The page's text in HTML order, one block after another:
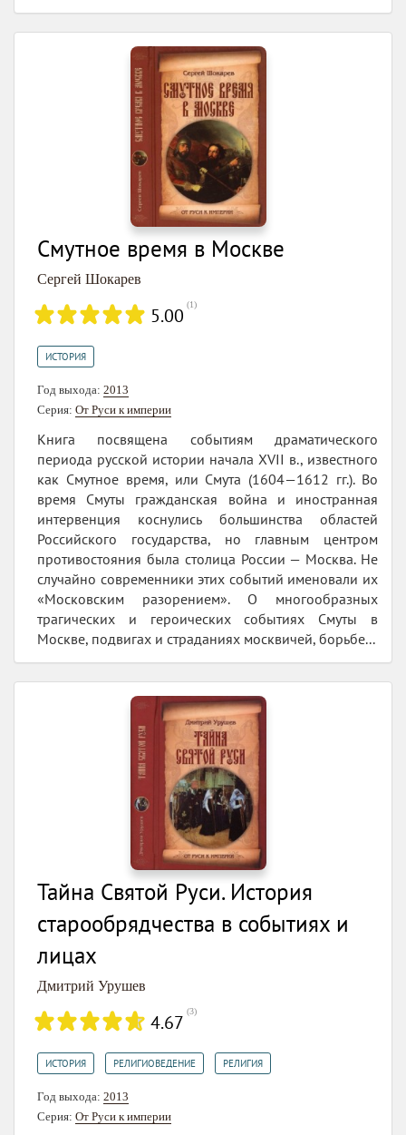
Смутное время в Москве
Сергей Шокарев
5.00 (1)
ИСТОРИЯ
Год выхода: 2013
Серия: От Руси к империи
Книга посвящена событиям драматического
периода русской истории начала XVII в., известного
как Смутное время, или Смута (1604—1612 гг.). Во
время Смуты гражданская война и иностранная
интервенция коснулись большинства областей
Российского государства, но главным центром
противостояния была столица России — Москва. Не
случайно современники этих событий именовали их
«Московским разорением». О многообразных
трагических и героических событиях Смуты в
Москве, подвигах и страданиях москвичей, борьбе...
Тайна Святой Руси. История
старообрядчества в событиях и
лицах
Дмитрий Урушев
4.67 (3)
ИСТОРИЯ РЕЛИГИОВЕДЕНИЕ РЕЛИГИЯ
Год выхода: 2013
Серия: От Руси к империи